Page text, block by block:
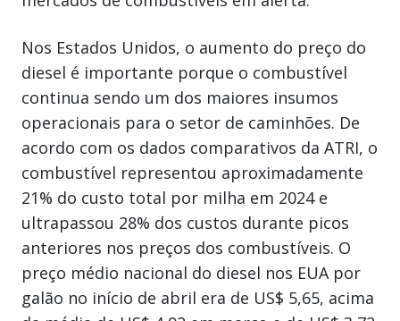
Nos Estados Unidos, o aumento do preço do
diesel é importante porque o combustível
continua sendo um dos maiores insumos
operacionais para o setor de caminhões. De
acordo com os dados comparativos da ATRI, o
combustível representou aproximadamente
21% do custo total por milha em 2024 e
ultrapassou 28% dos custos durante picos
anteriores nos preços dos combustíveis. O
preço médio nacional do diesel nos EUA por
galão no início de abril era de US$ 5,65, acima